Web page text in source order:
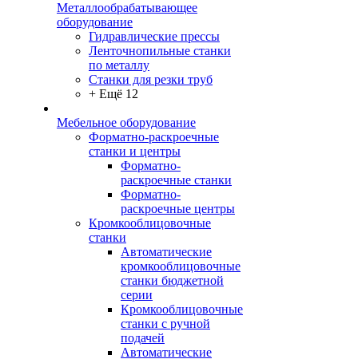
Металлообрабатывающее
оборудование
Гидравлические прессы
Ленточнопильные станки
по металлу
Станки для резки труб
+ Ещё 12
Мебельное оборудование
Форматно-раскроечные
станки и центры
Форматно-
раскроечные станки
Форматно-
раскроечные центры
Кромкооблицовочные
станки
Автоматические
кромкооблицовочные
станки бюджетной
серии
Кромкооблицовочные
станки с ручной
подачей
Автоматические